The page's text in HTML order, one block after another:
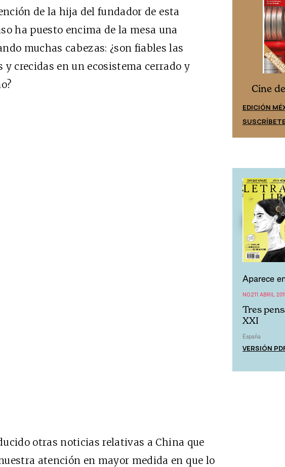
de la hija del fundador de esta
ha puesto encima de la mesa una
muchas cabezas: ¿son fiables las
y crecidas en un ecosistema cerrado y
otras noticias relativas a China que
atención en mayor medida en que lo
márgenes Cine
EDICIÓN
Aparece
NO.211 ABRIL
Tres
XXI
España
VERSIÓN